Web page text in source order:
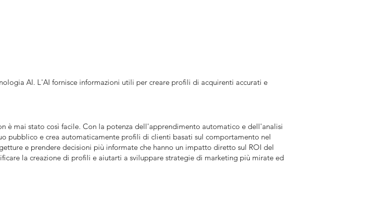
AI. L'AI fornisce informazioni utili per creare profili di acquirenti accurati e
è mai stato così facile. Con la potenza dell'apprendimento automatico e dell'analisi
pubblico e crea automaticamente profili di clienti basati sul comportamento nel
e prendere decisioni più informate che hanno un impatto diretto sul ROI del
la creazione di profili e aiutarti a sviluppare strategie di marketing più mirate ed